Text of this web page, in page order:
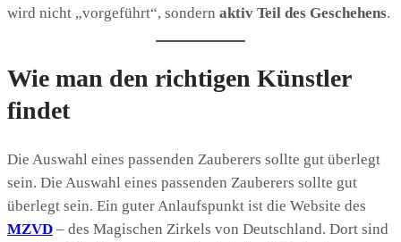
wird nicht „vorgeführt“, sondern aktiv Teil des Geschehens.
Wie man den richtigen Künstler
findet
Die Auswahl eines passenden Zauberers sollte gut überlegt
sein. Die Auswahl eines passenden Zauberers sollte gut
überlegt sein. Ein guter Anlaufspunkt ist die Website des
MZVD – des Magischen Zirkels von Deutschland. Dort sind